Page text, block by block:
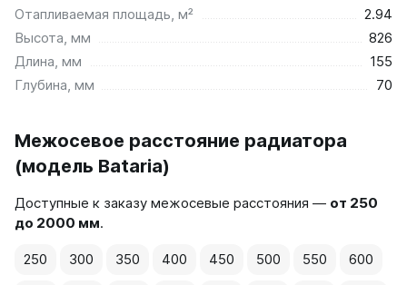
Отапливаемая площадь, м²
2.94
Высота, мм
826
Длина, мм
155
Глубина, мм
70
Межосевое расстояние радиатора
(модель Bataria)
Доступные к заказу межосевые расстояния — от 250
до 2000 мм.
250 300 350 400 450 500 550 600